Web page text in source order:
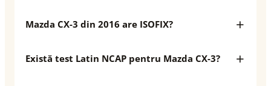
Mazda CX-3 din 2016 are ISOFIX?
Există test Latin NCAP pentru Mazda CX-3?